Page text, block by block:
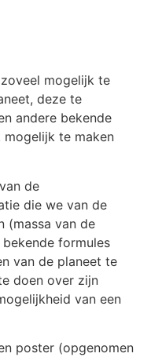
mogelijk te
deze te
andere bekende
te maken
de
die we van de
(massa van de
formules
van de planeet te
doen over zijn
van een
poster (opgenomen